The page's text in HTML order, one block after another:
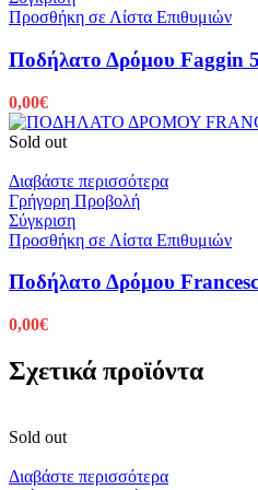
Προσθήκη σε Λίστα Επιθυμιών
Ποδήλατο Δρόμου Faggin
0,00€
Sold out
Διαβάστε περισσότερα
Γρήγορη Προβολή
Σύγκριση
Προσθήκη σε Λίστα Επιθυμιών
Ποδήλατο Δρόμου
0,00€
Σχετικά προϊόντα
Sold out
Διαβάστε περισσότερα